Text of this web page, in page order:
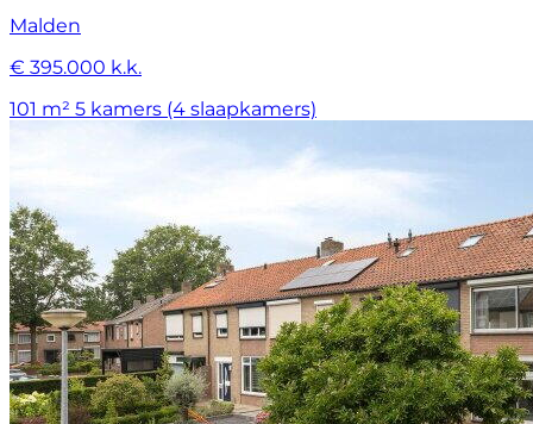
Malden
€ 395.000 k.k.
101 m² 5 kamers (4 slaapkamers)